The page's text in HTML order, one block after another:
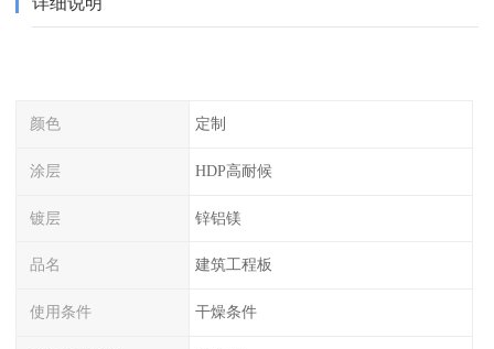
颜色 定制
涂层 HDP高耐候
镀层 锌铝镁
品名 建筑工程板
使用条件 干燥条件